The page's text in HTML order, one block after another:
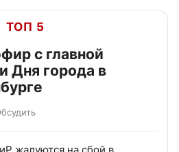
ТОП 5
с главной
Дня города в